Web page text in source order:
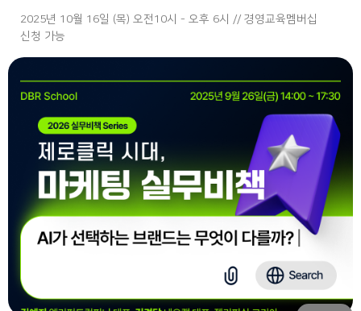
2025년 10월 16일 (목) 오전10시 - 오후 6시 // 경영교육멤버십
신청 가능